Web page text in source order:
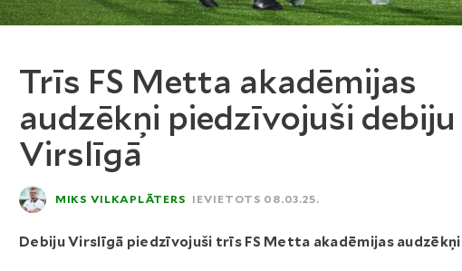
Trīs FS Metta akadēmijas
audzēkņi piedzīvojuši debiju
Virslīgā
MIKS VILKAPLĀTERS IEVIETOTS 08.03.25.
Debiju Virslīgā piedzīvojuši trīs FS Metta akadēmijas